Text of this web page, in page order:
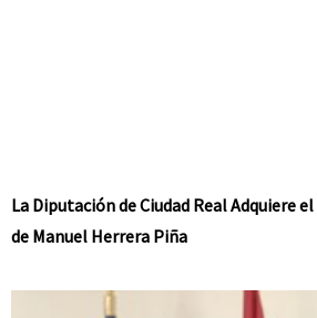
La Diputación de Ciudad Real Adquiere
de Manuel Herrera Piña